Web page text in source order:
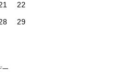
22
29
ー